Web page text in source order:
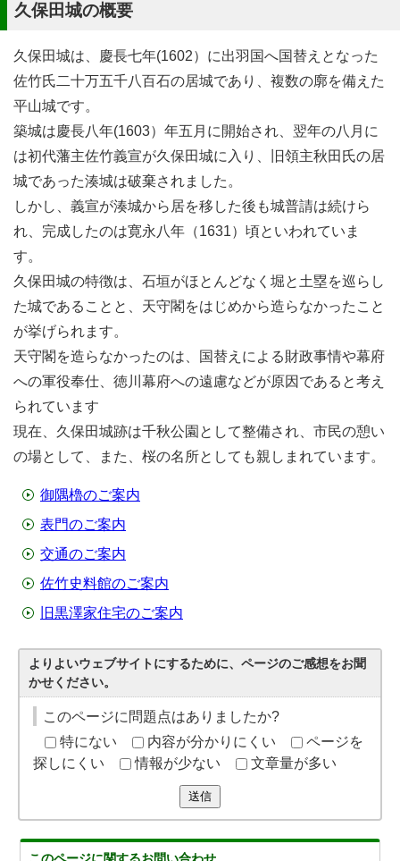
久保田城の概要
久保田城は、慶長七年(1602）に出羽国へ国替えとなった
佐竹氏二十万五千八百石の居城であり、複数の廓を備えた
平山城です。
築城は慶長八年(1603）年五月に開始され、翌年の八月に
は初代藩主佐竹義宣が久保田城に入り、旧領主秋田氏の居
城であった湊城は破棄されました。
しかし、義宣が湊城から居を移した後も城普請は続けら
れ、完成したのは寛永八年（1631）頃といわれていま
す。
久保田城の特徴は、石垣がほとんどなく堀と土塁を巡らし
た城であることと、天守閣をはじめから造らなかったこと
が挙げられます。
天守閣を造らなかったのは、国替えによる財政事情や幕府
への軍役奉仕、徳川幕府への遠慮などが原因であると考え
られています
現在、久保田城跡は千秋公園として整備され、市民の憩い
の場として、また、桜の名所としても親しまれています。
御隅櫓のご案内
表門のご案内
交通のご案内
佐竹史料館のご案内
旧黒澤家住宅のご案内
よりよいウェブサイトにするために、ページのご感想をお聞
かせください。
このページに問題点はありましたか?
特にない
内容が分かりにくい
ページを
探しにくい
情報が少ない 文章量が多い
送信